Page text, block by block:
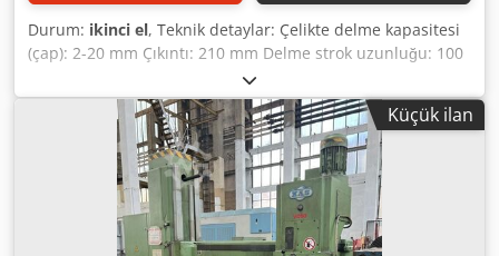
Durum: ikinci el, Teknik detaylar: Çelikte delme kapasitesi
(çap): 2-20 mm Çıkıntı: 210 mm Delme strok uzunluğu: 100
mm Mil/tabla mesafesi maks.: 450 mm Devir aralığı: I: 450-
1800 + II: 900-3550 / 4 kademeli devir/dk Mil konik yuvası
MK: 2 Tabla bağlama yüzeyi: 340x280 mm Toplam güç
ihtiyacı: 1,1 kW Makine ağırlığı yaklaşık: 165 kg Taşıma
ölçüleri UxGxY: 0,6 x 0,5 x 1,28 m Djdpfx Aszgaiijbaswa
WMW Saalfeld masaüstü matkap makinesi BT 2 tipi. Takım
tezgahları kombinatı „Fritz Heckert“ üretimi, sağlam DDR
endüstri tasarımı. Bağlantı gücü 1,1 kW, 380 V trifaze
Küçük ilan